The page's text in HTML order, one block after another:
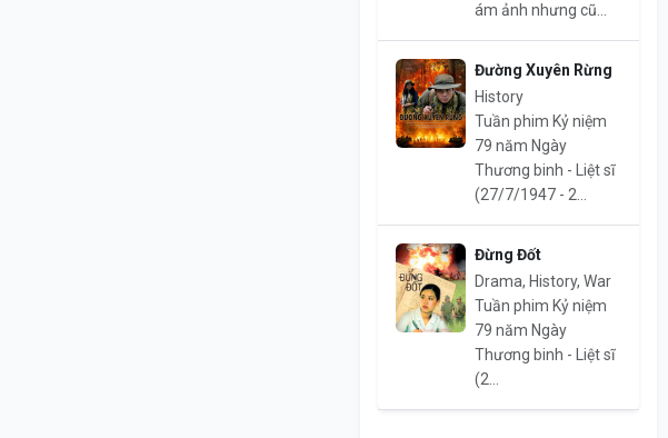
ám ảnh nhưng cũ...
Đường Xuyên Rừng
History
Tuần phim Kỷ niệm
79 năm Ngày
Thương binh - Liệt sĩ
(27/7/1947 - 2...
Đừng Đốt
Drama, History, War
Tuần phim Kỷ niệm
79 năm Ngày
Thương binh - Liệt sĩ
(2...